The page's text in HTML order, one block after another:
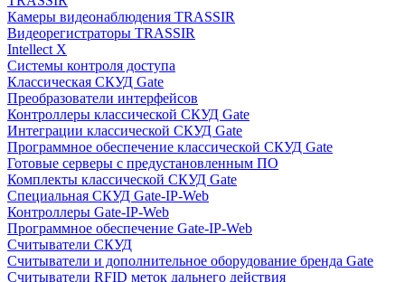
Камеры видеонаблюдения TRASSIR
Видеорегистраторы TRASSIR
Intellect X
Системы контроля доступа
Классическая СКУД Gate
Преобразователи интерфейсов
Контроллеры классической СКУД Gate
Интеграции классической СКУД Gate
Программное обеспечение классической СКУД Gate
Готовые серверы с предустановленным ПО
Комплекты классической СКУД Gate
Специальная СКУД Gate-IP-Web
Контроллеры Gate-IP-Web
Программное обеспечение Gate-IP-Web
Считыватели СКУД
Считыватели и дополнительное оборудование бренда Gate
Считыватели RFID меток дальнего действия